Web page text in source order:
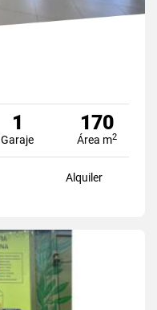
1
Garaje
170
Área m2
Alquiler